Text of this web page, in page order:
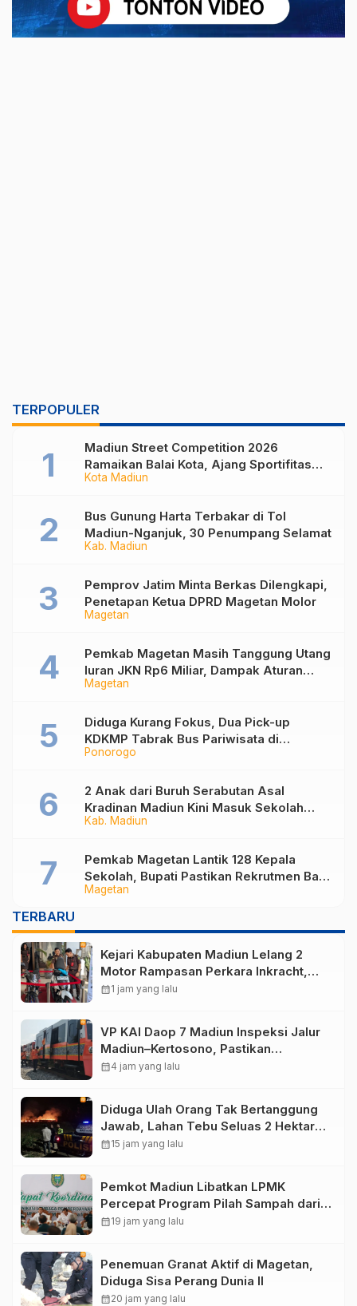
TERPOPULER
Kota Madiun
Madiun Street Competition 2026
Ramaikan Balai Kota, Ajang Sportifitas
Anak Muda dari Basket 3×3 hingga Mural
Kab. Madiun
Bus Gunung Harta Terbakar di Tol
Madiun-Nganjuk, 30 Penumpang Selamat
Magetan
Pemprov Jatim Minta Berkas Dilengkapi,
Penetapan Ketua DPRD Magetan Molor
Magetan
Pemkab Magetan Masih Tanggung Utang
Iuran JKN Rp6 Miliar, Dampak Aturan
Berlaku Surut dan Tekanan Fiskal
Ponorogo
Diduga Kurang Fokus, Dua Pick-up
KDKMP Tabrak Bus Pariwisata di
Sukorejo Ponorogo
Kab. Madiun
2 Anak dari Buruh Serabutan Asal
Kradinan Madiun Kini Masuk Sekolah
Rakyat
Magetan
Pemkab Magetan Lantik 128 Kepala
Sekolah, Bupati Pastikan Rekrutmen Baru
Segera Dibuka untuk Isi Jabatan yang
TERBARU
Kejari Kabupaten Madiun Lelang 2
Motor Rampasan Perkara Inkracht,
Penawaran Dibuka 11 Agustus
calendar_month1 jam yang lalu
VP KAI Daop 7 Madiun Inspeksi Jalur
Madiun–Kertosono, Pastikan
Keselamatan Perjalanan Kereta Tetap
calendar_month4 jam yang lalu
Diduga Ulah Orang Tak Bertanggung
Jawab, Lahan Tebu Seluas 2 Hektare
di Plunturan Ponorogo Terbakar
calendar_month15 jam yang lalu
Pemkot Madiun Libatkan LPMK
Percepat Program Pilah Sampah dari
Rumah, TPA Winongo Butuh
calendar_month19 jam yang lalu
Penemuan Granat Aktif di Magetan,
Diduga Sisa Perang Dunia II
calendar_month20 jam yang lalu